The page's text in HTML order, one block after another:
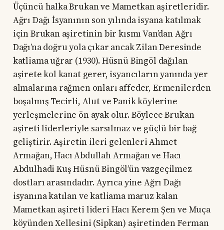
Üçüncü halka Brukan ve Mametkan aşiretleridir.
Ağrı Dağı İsyanının son yılında isyana katılmak
için Brukan aşiretinin bir kısmı Van’dan Ağrı
Dağı’na doğru yola çıkar ancak Zilan Deresinde
katliama uğrar (1930). Hüsnü Bingöl dağılan
aşirete kol kanat gerer, isyancıların yanında yer
almalarına rağmen onları affeder, Ermenilerden
boşalmış Tecirli, Alut ve Panik köylerine
yerleşmelerine ön ayak olur. Böylece Brukan
aşireti liderleriyle sarsılmaz ve güçlü bir bağ
geliştirir. Aşiretin ileri gelenleri Ahmet
Armağan, Hacı Abdullah Armağan ve Hacı
Abdulhadi Kuş Hüsnü Bingöl’ün vazgeçilmez
dostları arasındadır. Ayrıca yine Ağrı Dağı
isyanına katılan ve katliama maruz kalan
Mametkan aşireti lideri Hacı Kerem Şen ve Muça
köyünden Xellesini (Sipkan) aşiretinden Ferman